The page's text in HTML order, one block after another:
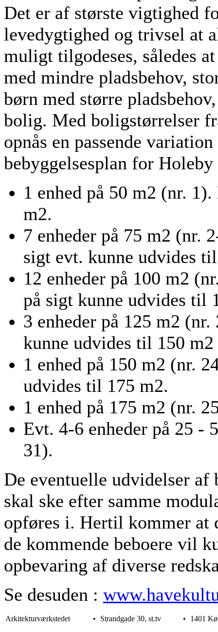
Det er af største vigtighed
levedygtighed og trivsel at
muligt tilgodeses, således
med mindre pladsbehov,
børn med større
bolig. Med boligstørrelser
opnås en passende
bebyggelsesplan for Holeby
1 enhed på 50 m2 (nr.
m2.
7 enheder på 75 m2 (nr.
sigt evt. kunne udvides
12 enheder på 100 m2
på sigt kunne udvides til
3 enheder på 125 m2
kunne udvides til 150
1 enhed på 150 m2 (nr.
udvides til 175 m2.
1 enhed på 175 m2 (nr.
Evt. 4-6 enheder på 25 -
31).
De eventuelle udvidelser
skal ske efter samme
opføres i. Hertil kommer at
de kommende beboere vil
opbevaring af diverse
Se desuden :
Arkitekturværkstedet • Strandgade 30, st.tv • 1401